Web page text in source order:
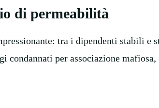
di permeabilità
tra i dipendenti stabili e
per associazione